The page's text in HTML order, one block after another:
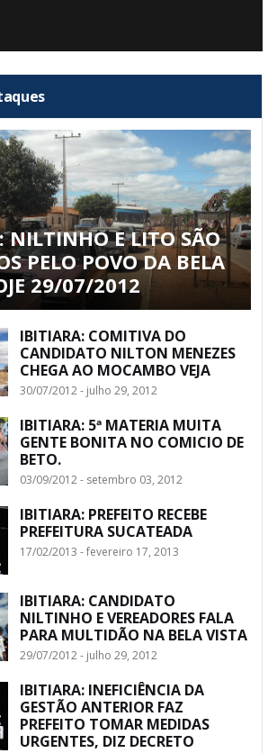
NILTINHO E LITO SÃO
PELO POVO DA BELA
29/07/2012
IBITIARA: COMITIVA DO
CANDIDATO NILTON MENEZES
CHEGA AO MOCAMBO VEJA
30/07/2012 - julho 29, 2012
IBITIARA: 5ª MATERIA MUITA
GENTE BONITA NO COMICIO DE
BETO.
03/09/2012 - setembro 03, 2012
IBITIARA: PREFEITO RECEBE
PREFEITURA SUCATEADA
17/02/2013 - fevereiro 17, 2013
IBITIARA: CANDIDATO
NILTINHO E VEREADORES FALA
PARA MULTIDÃO NA BELA VISTA
29/07/2012 - julho 29, 2012
IBITIARA: INEFICIÊNCIA DA
GESTÃO ANTERIOR FAZ
PREFEITO TOMAR MEDIDAS
URGENTES, DIZ DECRETO